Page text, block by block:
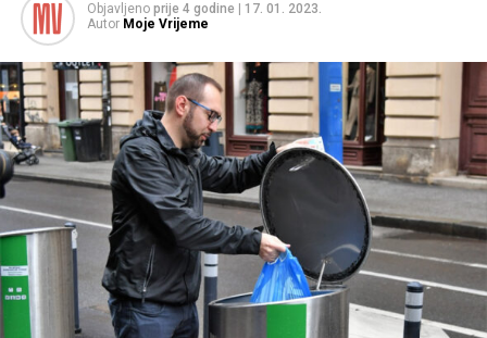
Objavljeno prije 4 godine
17. 01. 2023.
Autor Moje Vrijeme